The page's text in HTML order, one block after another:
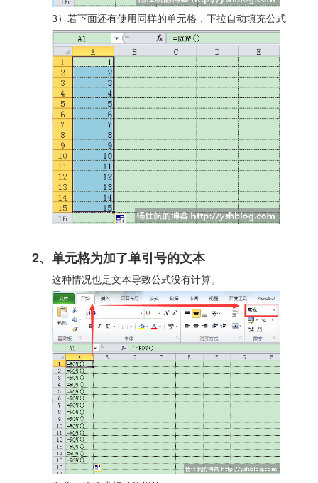
3）若下面还有使用同样的单元格，下拉自动填充公式
2、单元格为加了单引号的文本
这种情况也是文本导致公式没有计算。